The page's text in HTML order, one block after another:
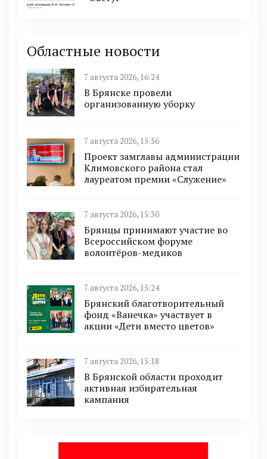
Областные новости
7 августа 2026, 16:24
В Брянске провели
организованную уборку
7 августа 2026, 15:56
Проект замглавы администрации
Климовского района стал
лауреатом премии «Служение»
7 августа 2026, 15:30
Брянцы принимают участие во
Всероссийском форуме
волонтёров-медиков
7 августа 2026, 15:24
Брянский благотворительный
фонд «Ванечка» участвует в
акции «Дети вместо цветов»
7 августа 2026, 15:18
В Брянской области проходит
активная избирательная
кампания